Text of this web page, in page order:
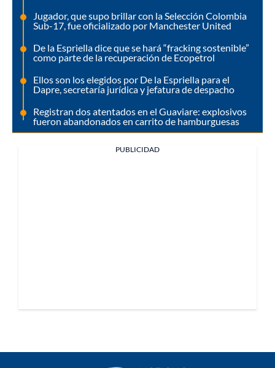
Jugador, que supo brillar con la Selección Colombia
Sub-17, fue oficializado por Manchester United
De la Espriella dice que se hará “fracking sostenible”
como parte de la recuperación de Ecopetrol
Ellos son los elegidos por De la Espriella para el
Dapre, secretaría jurídica y jefatura de despacho
Registran dos atentados en el Guaviare: explosivos
fueron abandonados en carrito de hamburguesas
PUBLICIDAD